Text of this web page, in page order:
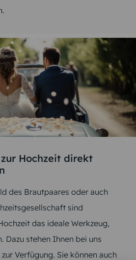
Hochzeit direkt
des Brautpaares oder auch
sind
das ideale Werkzeug,
Dazu stehen Ihnen bei uns
Verfügung. Sie können auch